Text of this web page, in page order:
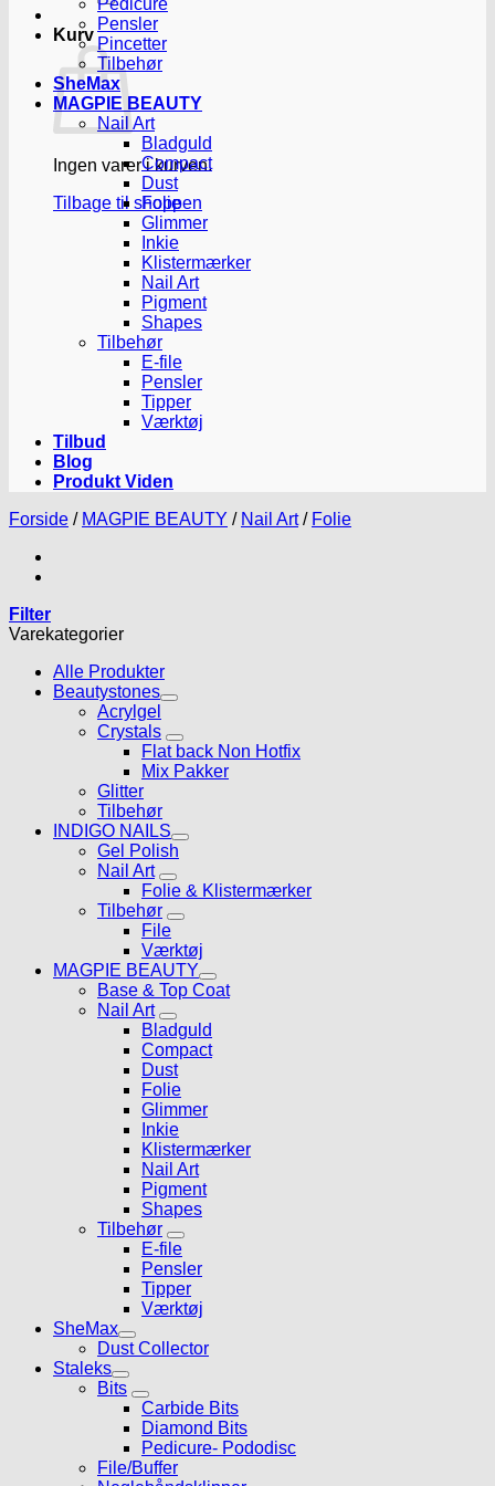
Kurv
Ingen varer i kurven.
Tilbage til shoppen
Pedicure
Pensler
Pincetter
Tilbehør
SheMax
MAGPIE BEAUTY
Nail Art
Bladguld
Compact
Dust
Folie
Glimmer
Inkie
Klistermærker
Nail Art
Pigment
Shapes
Tilbehør
E-file
Pensler
Tipper
Værktøj
Tilbud
Blog
Produkt Viden
Forside / MAGPIE BEAUTY / Nail Art / Folie
Filter
Varekategorier
Alle Produkter
Beautystones
Acrylgel
Crystals
Flat back Non Hotfix
Mix Pakker
Glitter
Tilbehør
INDIGO NAILS
Gel Polish
Nail Art
Folie & Klistermærker
Tilbehør
File
Værktøj
MAGPIE BEAUTY
Base & Top Coat
Nail Art
Bladguld
Compact
Dust
Folie
Glimmer
Inkie
Klistermærker
Nail Art
Pigment
Shapes
Tilbehør
E-file
Pensler
Tipper
Værktøj
SheMax
Dust Collector
Staleks
Bits
Carbide Bits
Diamond Bits
Pedicure- Pododisc
File/Buffer